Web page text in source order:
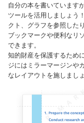
自分の本を書いています
ツールを活用しましょう
クト、グラフを参照した
ブックマークや便利なリ
できます。
知的財産を保護するため
ジにはミラーマージンや
なレイアウトを施しましょ